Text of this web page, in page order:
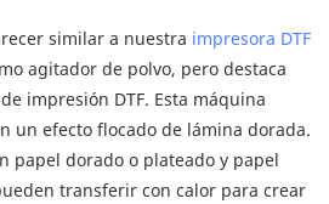
similar a nuestra impresora DTF
agitador de polvo, pero destaca
impresión DTF. Esta máquina
un efecto flocado de lámina dorada.
papel dorado o plateado y papel
transferir con calor para crear